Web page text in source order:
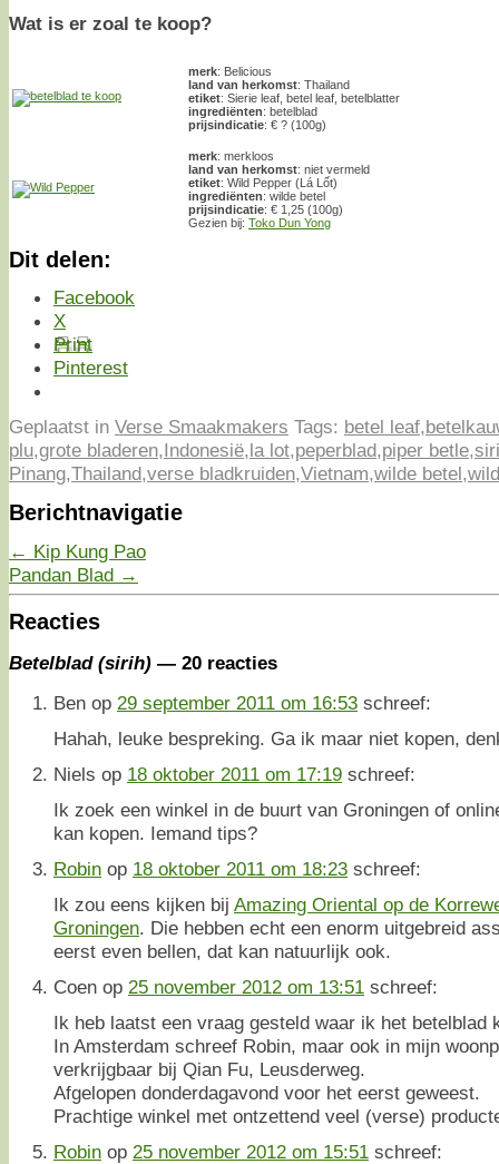
Wat is er zoal te koop?
merk: Belicious
land van herkomst: Thailand
etiket: Sierie leaf, betel leaf, betelblatter
ingrediënten: betelblad
prijsindicatie: € ? (100g)
merk: merkloos
land van herkomst: niet vermeld
etiket: Wild Pepper (Lá Lốt)
ingrediënten: wilde betel
prijsindicatie: € 1,25 (100g)
Gezien bij: Toko Dun Yong
Dit delen:
Facebook
X
Print
Pinterest
Geplaatst in Verse Smaakmakers Tags: betel leaf,
plu,grote bladeren,Indonesië,la lot,peperblad,piper betle,
Pinang,Thailand,verse bladkruiden,Vietnam,wilde betel,
Berichtnavigatie
← Kip Kung Pao
Pandan Blad →
Reacties
Betelblad (sirih) — 20 reacties
Ben op 29 september 2011 om 16:53 schreef:
Hahah, leuke bespreking. Ga ik maar niet kopen,
Niels op 18 oktober 2011 om 17:19 schreef:
Ik zoek een winkel in de buurt van Groningen of
kan kopen. Iemand tips?
Robin op 18 oktober 2011 om 18:23 schreef:
Ik zou eens kijken bij Amazing Oriental op de
Groningen. Die hebben echt een enorm uitgebreid
eerst even bellen, dat kan natuurlijk ook.
Coen op 25 november 2012 om 13:51 schreef:
Ik heb laatst een vraag gesteld waar ik het betelblad
In Amsterdam schreef Robin, maar ook in mijn
verkrijgbaar bij Qian Fu, Leusderweg.
Afgelopen donderdagavond voor het eerst geweest.
Prachtige winkel met ontzettend veel (verse)
Robin op 25 november 2012 om 15:51 schreef: